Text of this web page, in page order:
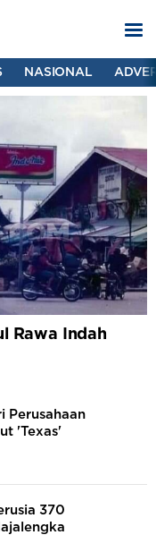
NASIONAL
Rawa Indah
Perusahaan
'Texas'
370